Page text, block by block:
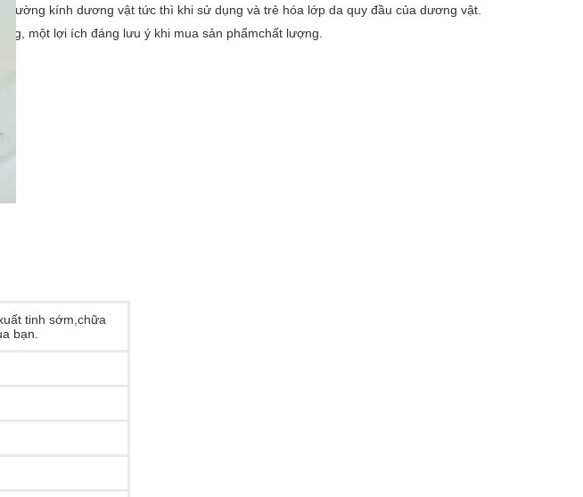
kính dương vật tức thì khi sử dụng và trẻ hóa lớp da quy đầu của dương vật.
một lợi ích đáng lưu ý khi mua sản phẩmchất lượng.
tinh sớm,chữa
bạn.